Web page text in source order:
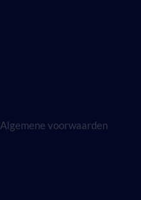
Algemene voorwaarden